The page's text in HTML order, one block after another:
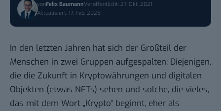
vonFelix BaumannVeröffentlicht: 27. Okt. 2021
Aktualisiert: 17. Feb. 2025
In den letzten Jahren hat sich der Großteil der
Menschen in zwei Gruppen aufgespalten: Diejenigen,
die die Zukunft in Kryptowährungen und digitalen
Objekten (etwas NFTs) sehen und solche, die vieles,
das mit dem Wort „Krypto“ beginnt, eher als